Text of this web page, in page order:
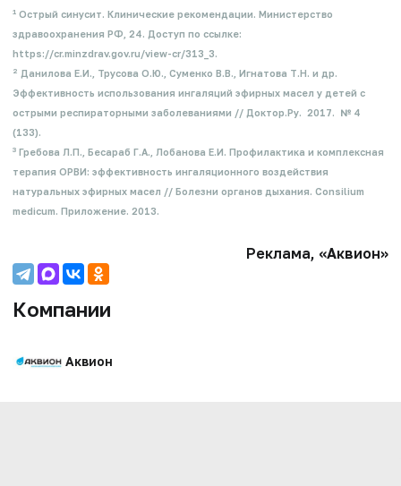
1 Острый синусит. Клинические рекомендации. Министерство
здравоохранения РФ, 24. Доступ по ссылке:
https://cr.minzdrav.gov.ru/view-cr/313_3.
2 Данилова Е.И., Трусова О.Ю., Суменко В.В., Игнатова Т.Н. и др.
Эффективность использования ингаляций эфирных масел у детей с
острыми респираторными заболеваниями // Доктор.Ру. 2017. № 4
(133).​
3 Гребова Л.П., Бесараб Г.А., Лобанова Е.И. Профилактика и комплексная
терапия ОРВИ: эффективность ингаляционного воздействия
натуральных эфирных масел // Болезни органов дыхания. Consilium
medicum. Приложение. 2013.
Реклама, «Аквион»
Компании
Аквион